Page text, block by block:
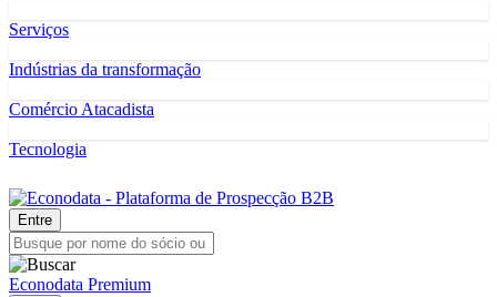
Serviços
Indústrias da transformação
Comércio Atacadista
Tecnologia
Entre
Econodata Premium